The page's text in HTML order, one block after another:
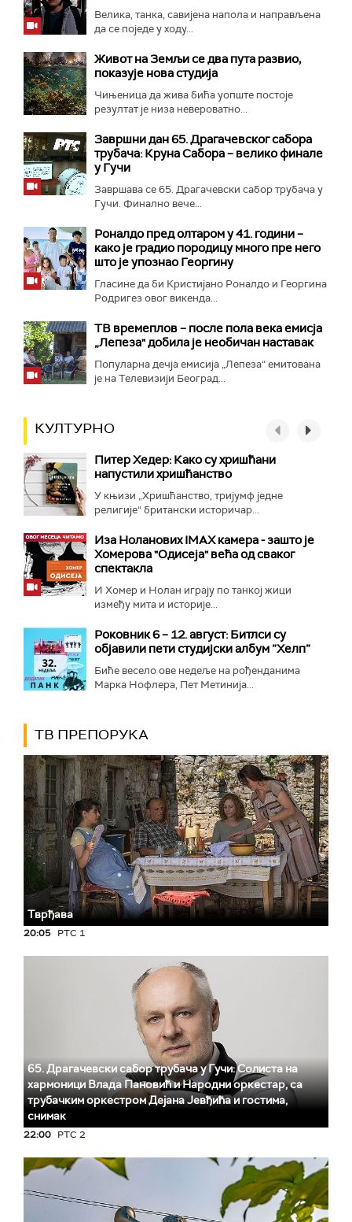
Велика, танка, савијена напола и направљена
да се поједе у ходу...
Живот на Земљи се два пута развио,
показује нова студија
Чињеница да жива бића уопште постоје
резултат је низа невероватно...
Завршни дан 65. Драгачевског сабора
трубача: Круна Сабора – велико финале
у Гучи
Завршава се 65. Драгачевски сабор трубача у
Гучи. Финално вече...
Роналдо пред олтаром у 41. години –
како је градио породицу много пре него
што је упознао Георгину
Гласине да би Кристијано Роналдо и Георгина
Родригез овог викенда...
ТВ времеплов – после пола века емисја
„Лепеза" добила је необичан наставак
Популарна дечја емисија „Лепеза“ емитована
је на Телевизији Београд...
КУЛТУРНО
Питер Хедер: Како су хришћани
напустили хришћанство
У књизи „Хришћанство, тријумф једне
религије“ британски историчар...
Иза Ноланових IMAX камера - зашто је
Хомерова "Одисеја" већа од сваког
спектакла
И Хомер и Нолан играју по танкој жици
између мита и историје...
Роковник 6 – 12. август: Битлси су
објавили пети студијски албум ”Хелп”
Биће весело ове недеље на рођенданима
Марка Нофлера, Пет Метинија...
ТВ ПРЕПОРУКА
Тврђава
20:05 РТС 1
65. Драгачевски сабор трубача у Гучи: Солиста на
хармоници Влада Пановић и Народни оркестар, са
трубачким оркестром Дејана Јевђића и гостима,
снимак
22:00 РТС 2